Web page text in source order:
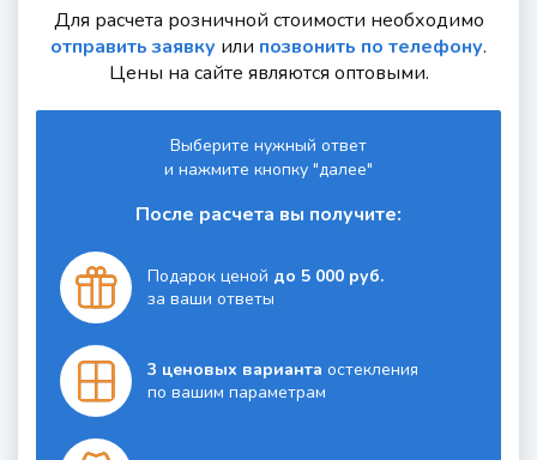
Для расчета розничной стоимости необходимо
отправить заявку или позвонить по телефону.
Цены на сайте являются оптовыми.
Выберите нужный ответ
и нажмите кнопку "далее"
После расчета вы получите:
Подарок ценой до 5 000 руб.
за ваши ответы
3 ценовых вариантаостекления
по вашим параметрам